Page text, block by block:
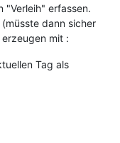
"Verleih" erfassen.
dann sicher
mit :
Tag als